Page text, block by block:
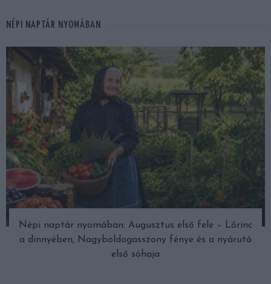
NÉPI NAPTÁR NYOMÁBAN
Népi naptár nyomában: Augusztus első fele – Lőrinc
a dinnyében, Nagyboldogasszony fénye és a nyárutó
első sóhaja